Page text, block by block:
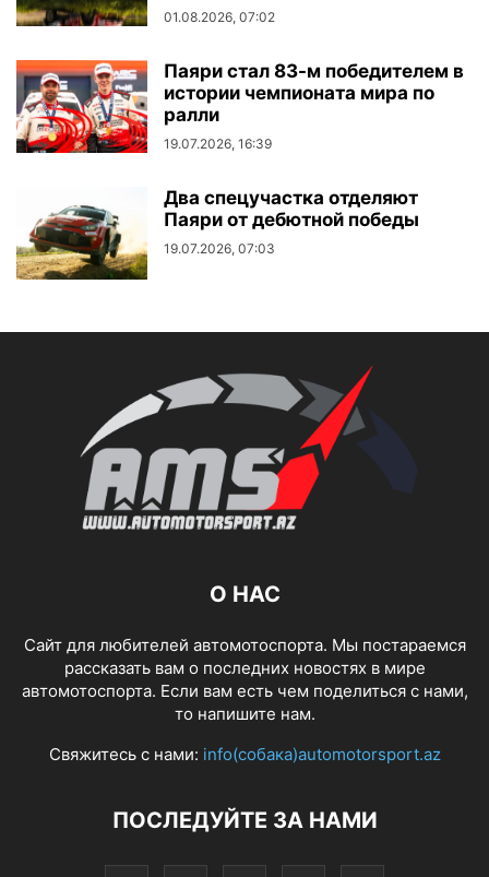
01.08.2026, 07:02
Паяри стал 83-м победителем в
истории чемпионата мира по
ралли
19.07.2026, 16:39
Два спецучастка отделяют
Паяри от дебютной победы
19.07.2026, 07:03
О НАС
Сайт для любителей автомотоспорта. Мы постараемся
рассказать вам о последних новостях в мире
автомотоспорта. Если вам есть чем поделиться с нами,
то напишите нам.
Свяжитесь с нами: info(собака)automotorsport.az
ПОСЛЕДУЙТЕ ЗА НАМИ